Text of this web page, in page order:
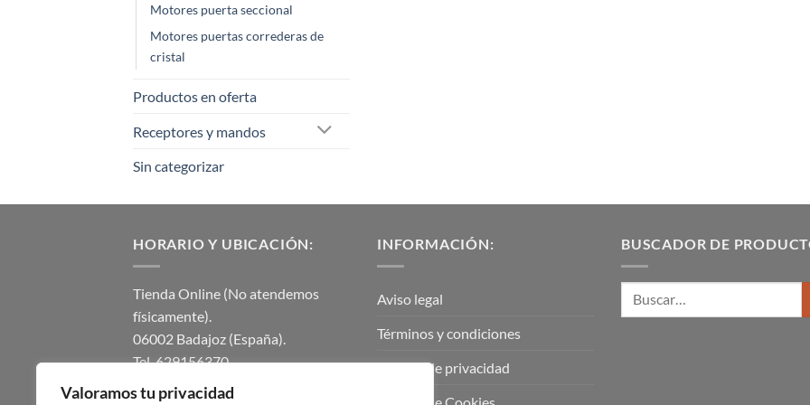
Valoramos tu privacidad
Motores puerta seccional
Motores puertas correderas de
cristal
Productos en oferta
Receptores y mandos
Sin categorizar
HORARIO Y UBICACIÓN:
Tienda Online (No atendemos
físicamente).
06002 Badajoz (España).
Tel. 629156370.
instalmaticsur@gmail.com.
INFORMACIÓN:
Aviso legal
Términos y condiciones
Política de privacidad
BUSCADOR DE